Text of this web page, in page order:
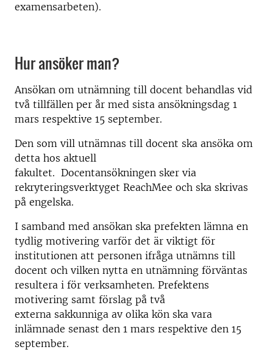
examensarbeten).
Hur ansöker man?
Ansökan om utnämning till docent behandlas vid
två tillfällen per år med sista ansökningsdag 1
mars respektive 15 september.
Den som vill utnämnas till docent ska ansöka om
detta hos aktuell
fakultet. Docentansökningen sker via
rekryteringsverktyget ReachMee och ska skrivas
på engelska.
I samband med ansökan ska prefekten lämna en
tydlig motivering varför det är viktigt för
institutionen att personen ifråga utnämns till
docent och vilken nytta en utnämning förväntas
resultera i för verksamheten. Prefektens
motivering samt förslag på två
externa sakkunniga av olika kön ska vara
inlämnade senast den 1 mars respektive den 15
september.